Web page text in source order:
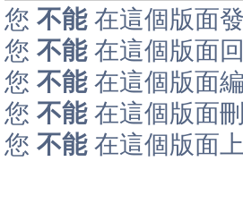
您 不能在這個版面
您 不能在這個版面
您 不能在這個版面
您 不能在這個版面
您 不能在這個版面